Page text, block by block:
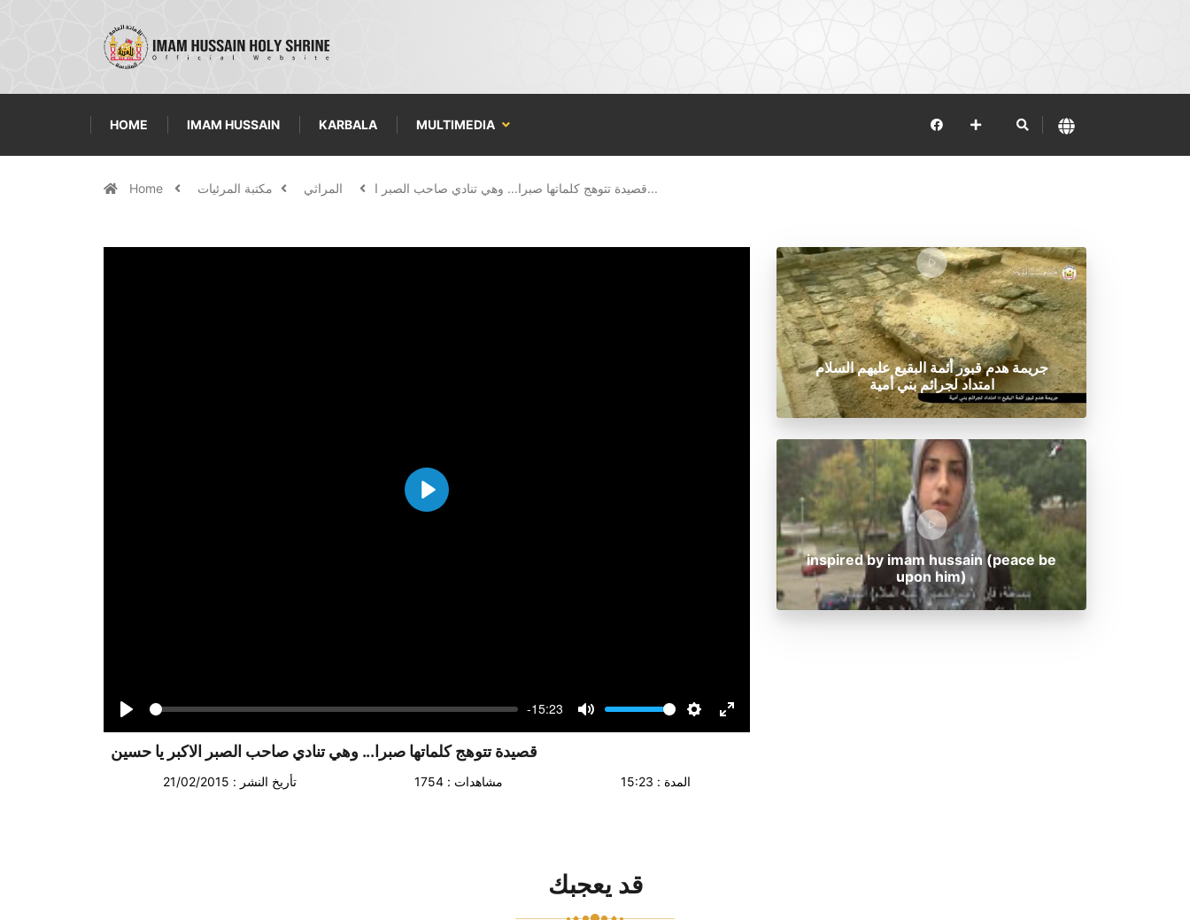
HOME IMAM HUSSAIN KARBALA MULTIMEDIA
Home مكتبة المرئيات المراثي قصيدة تتوهج كلماتها صبرا... وهي تنادي صاحب الصبر ا...
Play
Seek
-15:23
Volume
قصيدة تتوهج كلماتها صبرا... وهي تنادي صاحب الصبر الاكبر يا حسين
تأريخ النشر : 21/02/2015 مشاهدات : 1754 المدة : 15:23
جريمة هدم قبور أئمة البقيع عليهم السلام
امتداد لجرائم بني أمية
inspired by imam hussain (peace be
upon him)
قد يعجبك